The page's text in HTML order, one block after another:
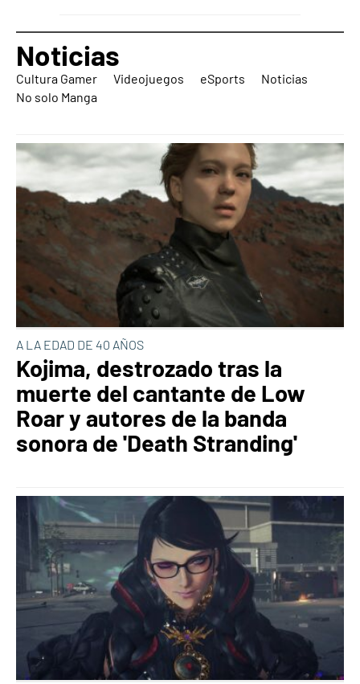
Noticias
Cultura Gamer Videojuegos eSports
Noticias
No solo Manga
A LA EDAD DE 40 AÑOS
Kojima, destrozado tras la
muerte del cantante de Low
Roar y autores de la banda
sonora de 'Death Stranding'